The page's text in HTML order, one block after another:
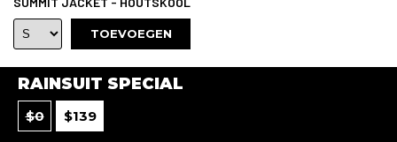
TOEVOEGEN
RAINSUIT SPECIAL
$0 $139